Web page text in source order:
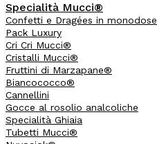
Specialità Mucci®
Confetti e Dragées in monodose
Pack Luxury
Cri Cri Mucci®
Cristalli Mucci®
Fruttini di Marzapane®
Biancococco®
Cannellini
Gocce al rosolio analcoliche
Specialità Ghiaia
Tubetti Mucci®